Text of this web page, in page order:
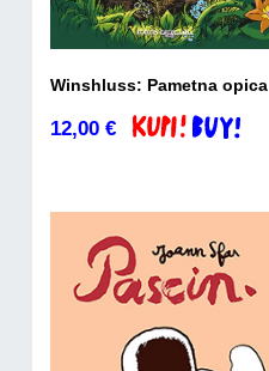
Winshluss: Pametna opica
12,00 € Dodaj v košarico